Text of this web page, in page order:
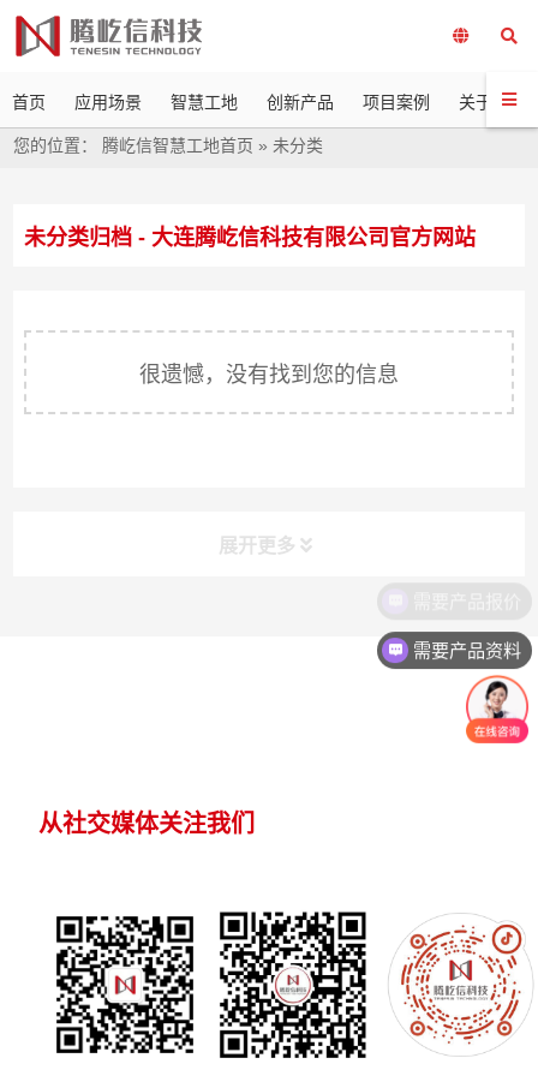
首页 应用场景 智慧工地 创新产品 项目案例 关于我们
您的位置： 腾屹信智慧工地首页 » 未分类
未分类归档 - 大连腾屹信科技有限公司官方网站
很遗憾，没有找到您的信息
展开更多
从社交媒体关注我们
需要产品资料